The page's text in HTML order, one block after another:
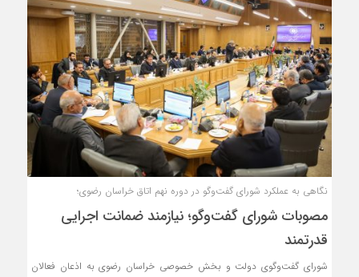
نگاهی به عملکرد شورای گفت‌وگو در دوره نهم اتاق خراسان رضوی؛
مصوبات شورای گفت‌وگو؛ نیازمند ضمانت اجرایی
قدرتمند
شورای گفت‌وگوی دولت و بخش خصوصی خراسان رضوی به اذعان فعالان